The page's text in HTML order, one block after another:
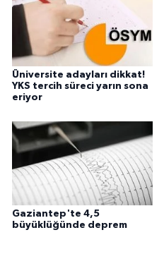
Üniversite adayları dikkat!
YKS tercih süreci yarın sona
eriyor
Gaziantep'te 4,5
büyüklüğünde deprem